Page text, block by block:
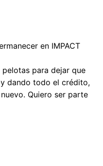
en IMPACT
pelotas para dejar que
dando todo el crédito,
Quiero ser parte